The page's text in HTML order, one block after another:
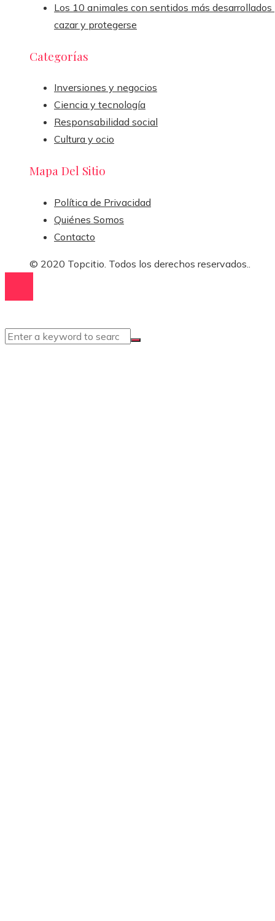
Los 10 animales con sentidos más desarrollados
cazar y protegerse
Categorías
Inversiones y negocios
Ciencia y tecnología
Responsabilidad social
Cultura y ocio
Mapa Del Sitio
Política de Privacidad
Quiénes Somos
Contacto
© 2020 Topcitio. Todos los derechos reservados..